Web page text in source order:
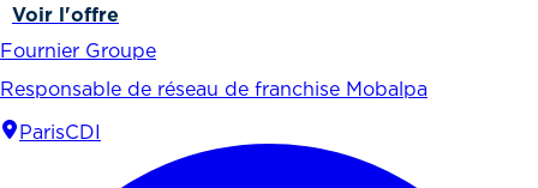
Voir l'offre
Fournier Groupe
Responsable de réseau de franchise Mobalpa
ParisCDI